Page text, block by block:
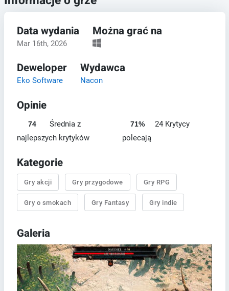
Data wydania
Mar 16th, 2026
Można grać na
Deweloper
Eko Software
Wydawca
Nacon
Opinie
74
Średnia z
najlepszych krytyków
71%
24 Krytycy
polecają
Kategorie
Gry akcji Gry przygodowe Gry RPG
Gry o smokach Gry Fantasy Gry indie
Galeria